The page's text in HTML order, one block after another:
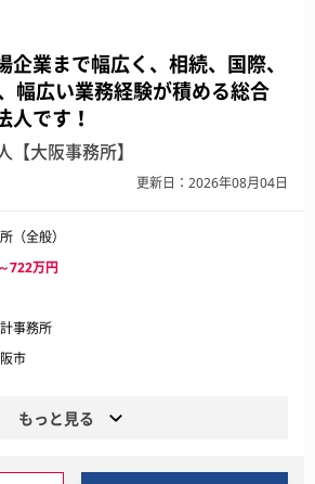
企業まで幅広く、相続、国際、
幅広い業務経験が積める総合
人です！
【大阪事務所】
更新日：2026年08月04日
（全般）
722万円
事務所
市
もっと見る